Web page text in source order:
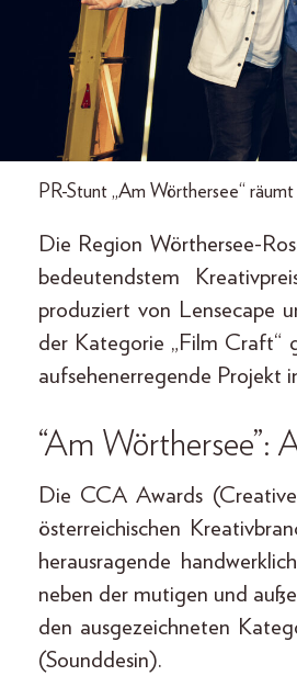
PR-Stunt „Am Wörthersee“
Die Region Wörthersee-
bedeutendstem
produziert von Lensecape
der Kategorie „Film Craft“
aufsehenerregende Projekt
“Am Wörthersee”:
Die CCA Awards
österreichischen
herausragende
neben der mutigen und
den ausgezeichneten
(Sounddesin).